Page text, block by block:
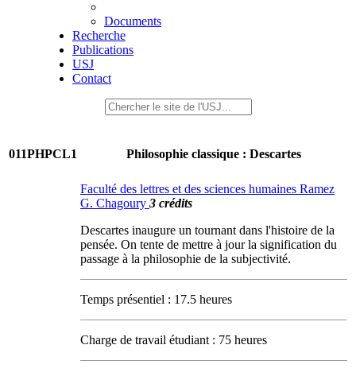
Documents
Recherche
Publications
USJ
Contact
011PHPCL1 Philosophie classique : Descartes
Faculté des lettres et des sciences humaines Ramez
G. Chagoury 3 crédits
Descartes inaugure un tournant dans l'histoire de la
pensée. On tente de mettre à jour la signification du
passage à la philosophie de la subjectivité.
Temps présentiel : 17.5 heures
Charge de travail étudiant : 75 heures